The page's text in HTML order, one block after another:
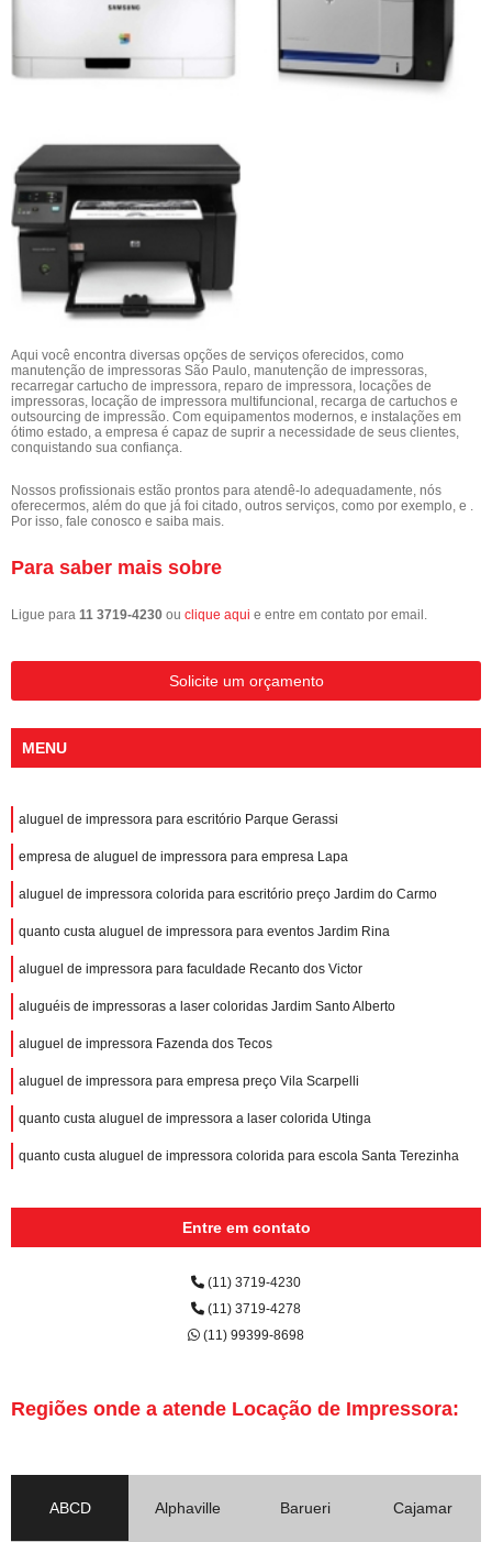
Aqui você encontra diversas opções de serviços oferecidos, como
manutenção de impressoras São Paulo, manutenção de impressoras,
recarregar cartucho de impressora, reparo de impressora, locações de
impressoras, locação de impressora multifuncional, recarga de cartuchos e
outsourcing de impressão. Com equipamentos modernos, e instalações em
ótimo estado, a empresa é capaz de suprir a necessidade de seus clientes,
conquistando sua confiança.
Nossos profissionais estão prontos para atendê-lo adequadamente, nós
oferecermos, além do que já foi citado, outros serviços, como por exemplo, e .
Por isso, fale conosco e saiba mais.
Para saber mais sobre
Ligue para 11 3719-4230 ou clique aqui e entre em contato por email.
Solicite um orçamento
MENU
aluguel de impressora para escritório Parque Gerassi
empresa de aluguel de impressora para empresa Lapa
aluguel de impressora colorida para escritório preço Jardim do Carmo
quanto custa aluguel de impressora para eventos Jardim Rina
aluguel de impressora para faculdade Recanto dos Victor
aluguéis de impressoras a laser coloridas Jardim Santo Alberto
aluguel de impressora Fazenda dos Tecos
aluguel de impressora para empresa preço Vila Scarpelli
quanto custa aluguel de impressora a laser colorida Utinga
quanto custa aluguel de impressora colorida para escola Santa Terezinha
Entre em contato
(11) 3719-4230
(11) 3719-4278
(11) 99399-8698
Regiões onde a atende Locação de Impressora:
ABCD Alphaville Barueri Cajamar